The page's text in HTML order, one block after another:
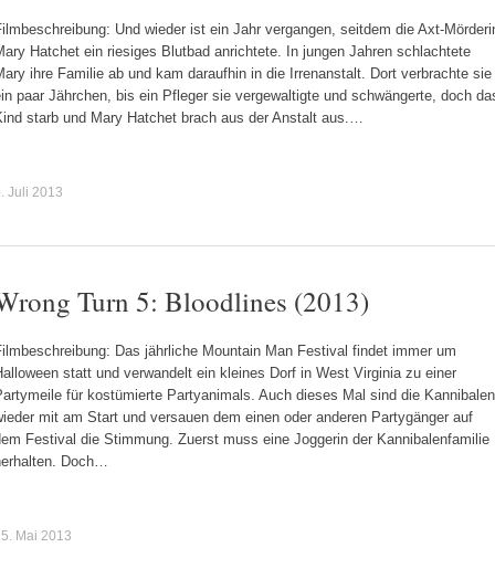
Und wieder ist ein Jahr vergangen, seitdem die Axt-
Hatchet ein riesiges Blutbad anrichtete. In jungen Jahren schlachtete
ihre Familie ab und kam daraufhin in die Irrenanstalt. Dort verbrachte sie
paar Jährchen, bis ein Pfleger sie vergewaltigte und schwängerte, doch
starb und Mary Hatchet brach aus der Anstalt aus.…
Juli 2013
Turn 5: Bloodlines (2013)
Das jährliche Mountain Man Festival findet immer um
statt und verwandelt ein kleines Dorf in West Virginia zu einer
für kostümierte Partyanimals. Auch dieses Mal sind die Kannibalen
mit am Start und versauen dem einen oder anderen Partygänger auf
Festival die Stimmung. Zuerst muss eine Joggerin der Kannibalenfamilie
Doch…
Mai 2013